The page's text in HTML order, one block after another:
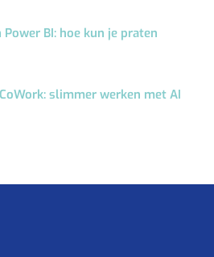
BI: hoe kun je praten
slimmer werken met AI